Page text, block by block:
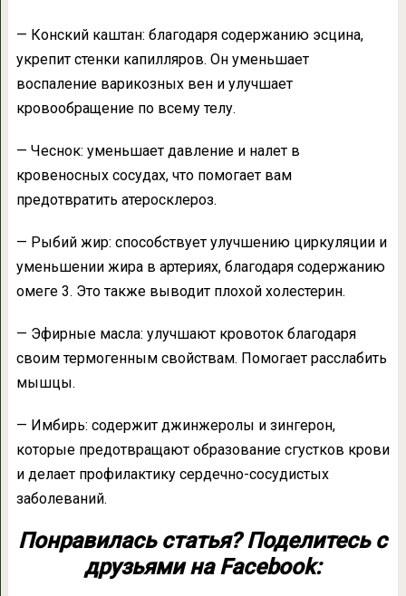
— Конский каштан: благодаря содержанию эсцина,
укрепит стенки капилляров. Он уменьшает
воспаление варикозных вен и улучшает
кровообращение по всему телу.
— Чеснок: уменьшает давление и налет в
кровеносных сосудах, что помогает вам
предотвратить атеросклероз.
— Рыбий жир: способствует улучшению циркуляции и
уменьшении жира в артериях, благодаря содержанию
омеге 3. Это также выводит плохой холестерин.
— Эфирные масла: улучшают кровоток благодаря
своим термогенным свойствам. Помогает расслабить
мышцы.
— Имбирь: содержит джинжеролы и зингерон,
которые предотвращают образование сгустков крови
и делает профилактику сердечно-сосудистых
заболеваний.
Понравилась статья? Поделитесь с
друзьями на Facebook: